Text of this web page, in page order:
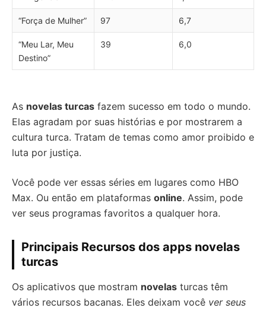
“Força de Mulher” 97 6,7
“Meu Lar, Meu
Destino”
39 6,0
As novelas turcas fazem sucesso em todo o mundo.
Elas agradam por suas histórias e por mostrarem a
cultura turca. Tratam de temas como amor proibido e
luta por justiça.
Você pode ver essas séries em lugares como HBO
Max. Ou então em plataformas online. Assim, pode
ver seus programas favoritos a qualquer hora.
Principais Recursos dos apps novelas
turcas
Os aplicativos que mostram novelas turcas têm
vários recursos bacanas. Eles deixam você ver seus